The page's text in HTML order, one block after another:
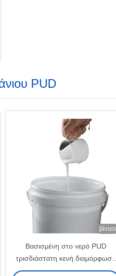
PUD
βίντεο
Βασισμένη στο νερό PUD
τρισδιάστατη κενή διαμόρφωση
διασπορών πολυουρεθάνιου